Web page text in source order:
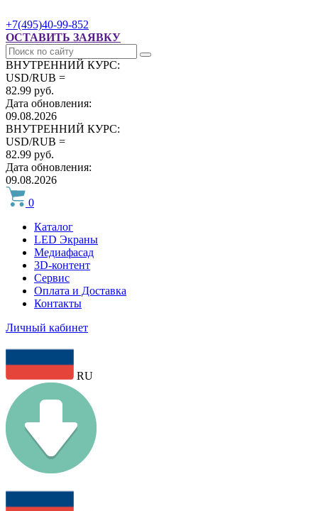
+7(495)40-99-852
ОСТАВИТЬ ЗАЯВКУ
ВНУТРЕННИЙ КУРС:
USD/RUB =
82.99 руб.
Дата обновления:
09.08.2026
ВНУТРЕННИЙ КУРС:
USD/RUB =
82.99 руб.
Дата обновления:
09.08.2026
0
Каталог
LED Экраны
Медиафасад
3D-контент
Сервис
Оплата и Доставка
Контакты
Личный кабинет
RU